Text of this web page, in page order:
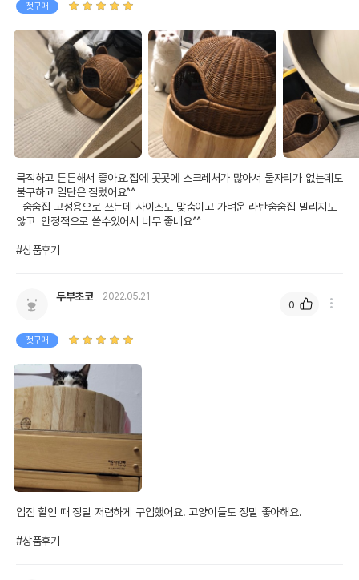
첫구매
묵직하고 튼튼해서 좋아요.집에 곳곳에 스크레처가 많아서 둘자리가 없는데도
불구하고 일단은 질렀어요^^
않고  안정적으로 쓸수있어서 너무 좋네요^^
#상품후기
두부초코 2022.05.21
첫구매
입점 할인 때 정말 저렴하게 구입했어요. 고양이들도 정말 좋아해요.
#상품후기
0